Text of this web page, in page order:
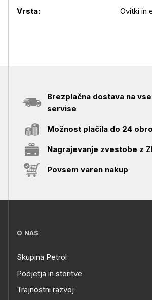
Podrobnosti izdelka
Vrsta: Ovitki in
Brezplačna dostava na
servise
Možnost plačila do 24
Nagrajevanje zvestobe z
Povsem varen nakup
O NAS
Skupina Petrol
Podjetja in storitve
Trajnostni razvoj